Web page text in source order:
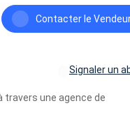
Contacter le
Signaler un
travers une agence de